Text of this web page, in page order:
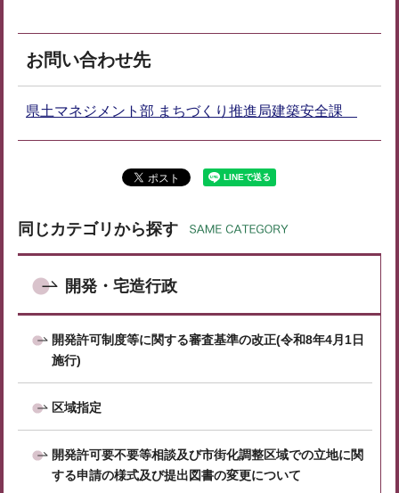
お問い合わせ先
県土マネジメント部 まちづくり推進局建築安全課
同じカテゴリから探す
開発・宅造行政
開発許可制度等に関する審査基準の改正(令和8年4月1日
施行)
区域指定
開発許可要不要等相談及び市街化調整区域での立地に関
する申請の様式及び提出図書の変更について